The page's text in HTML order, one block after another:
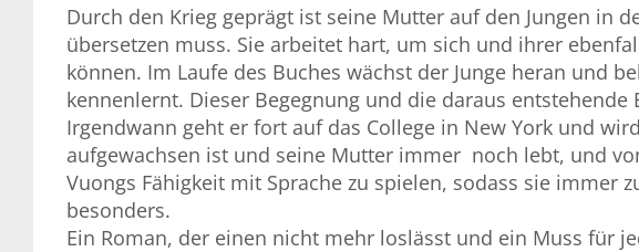
Durch den Krieg geprägt ist seine Mutter auf den Jungen in
übersetzen muss. Sie arbeitet hart, um sich und ihrer
können. Im Laufe des Buches wächst der Junge heran und
kennenlernt. Dieser Begegnung und die daraus
Irgendwann geht er fort auf das College in New York und
aufgewachsen ist und seine Mutter immer noch lebt, und
Vuongs Fähigkeit mit Sprache zu spielen, sodass sie immer
besonders.
Ein Roman, der einen nicht mehr loslässt und ein Muss für